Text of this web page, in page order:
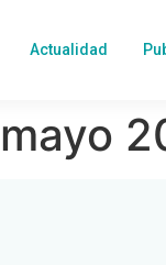
Actualidad